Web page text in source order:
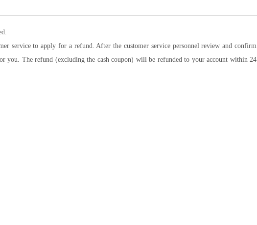
service to apply for a refund. After the customer service personnel review and confirm
you. The refund (excluding the cash coupon) will be refunded to your account within 24